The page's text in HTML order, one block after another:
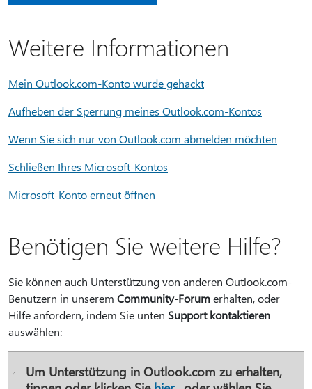
Weitere Informationen
Mein Outlook.com-Konto wurde gehackt
Aufheben der Sperrung meines Outlook.com-Kontos
Wenn Sie sich nur von Outlook.com abmelden möchten
Schließen Ihres Microsoft-Kontos
Microsoft-Konto erneut öffnen
Benötigen Sie weitere Hilfe?
Sie können auch Unterstützung von anderen Outlook.com-
Benutzern in unserem Community-Forumerhalten, oder
Hilfe anfordern, indem Sie unten Support kontaktieren
auswählen:
Um Unterstützung in Outlook.com zu erhalten,